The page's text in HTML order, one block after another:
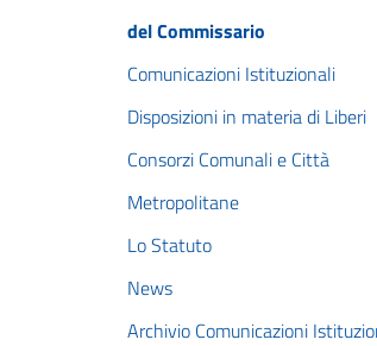
del Commissario
Comunicazioni Istituzionali
Disposizioni in materia di Liberi
Consorzi Comunali e Città
Metropolitane
Lo Statuto
News
Archivio Comunicazioni